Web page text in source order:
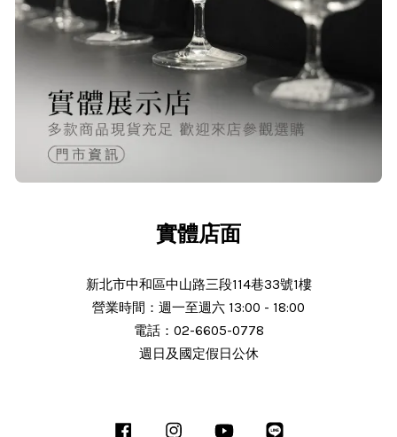
O***
24/Nov/2025 02:15 pm
說商品 細心解說 商品完整 使用中 後
實體店面
新北市中和區中山路三段114巷33號1樓
營業時間：週一至週六 13:00 - 18:00
電話：02-6605-0778
週日及國定假日公休
Facebook InstagramYouTube